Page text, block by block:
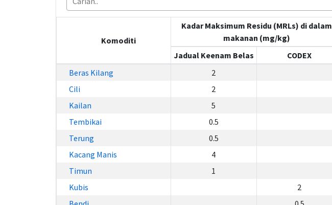
Komoditi
Kadar Maksimum Residu (MRLs) di dalam
makanan (mg/kg)
Jadual Keenam Belas
CODEX
Beras Kilang
2
Cili
2
Kailan
5
Tembikai
0.5
Terung
0.5
Kacang Manis
4
Timun
1
Kubis
2